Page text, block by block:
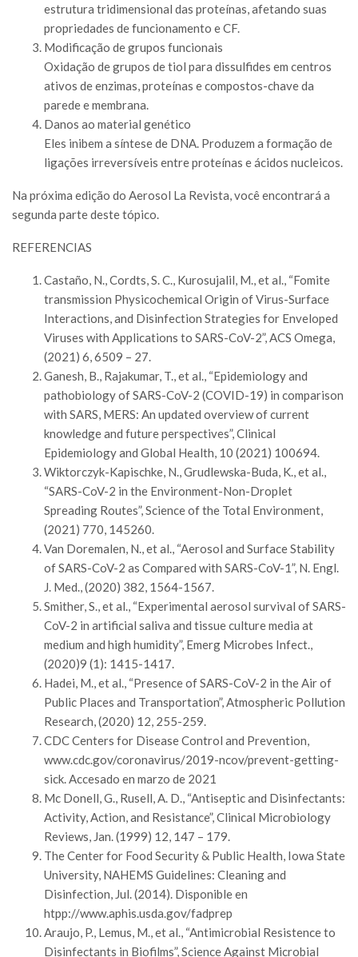
estrutura tridimensional das proteínas, afetando suas
propriedades de funcionamento e CF.
Modificação de grupos funcionais
Oxidação de grupos de tiol para dissulfides em centros
ativos de enzimas, proteínas e compostos-chave da
parede e membrana.
Danos ao material genético
Eles inibem a síntese de DNA. Produzem a formação de
ligações irreversíveis entre proteínas e ácidos nucleicos.
Na próxima edição do Aerosol La Revista, você encontrará a
segunda parte deste tópico.
REFERENCIAS
Castaño, N., Cordts, S. C., Kurosujalil, M., et al., “Fomite
transmission Physicochemical Origin of Virus-Surface
Interactions, and Disinfection Strategies for Enveloped
Viruses with Applications to SARS-CoV-2”, ACS Omega,
(2021) 6, 6509 – 27.
Ganesh, B., Rajakumar, T., et al., “Epidemiology and
pathobiology of SARS-CoV-2 (COVID-19) in comparison
with SARS, MERS: An updated overview of current
knowledge and future perspectives”, Clinical
Epidemiology and Global Health, 10 (2021) 100694.
Wiktorczyk-Kapischke, N., Grudlewska-Buda, K., et al.,
“SARS-CoV-2 in the Environment-Non-Droplet
Spreading Routes”, Science of the Total Environment,
(2021) 770, 145260.
Van Doremalen, N., et al., “Aerosol and Surface Stability
of SARS-CoV-2 as Compared with SARS-CoV-1”, N. Engl.
J. Med., (2020) 382, 1564-1567.
Smither, S., et al., “Experimental aerosol survival of SARS-
CoV-2 in artificial saliva and tissue culture media at
medium and high humidity”, Emerg Microbes Infect.,
(2020)9 (1): 1415-1417.
Hadei, M., et al., “Presence of SARS-CoV-2 in the Air of
Public Places and Transportation”, Atmospheric Pollution
Research, (2020) 12, 255-259.
CDC Centers for Disease Control and Prevention,
www.cdc.gov/coronavirus/2019-ncov/prevent-getting-
sick. Accesado en marzo de 2021
Mc Donell, G., Rusell, A. D., “Antiseptic and Disinfectants:
Activity, Action, and Resistance”, Clinical Microbiology
Reviews, Jan. (1999) 12, 147 – 179.
The Center for Food Security & Public Health, Iowa State
University, NAHEMS Guidelines: Cleaning and
Disinfection, Jul. (2014). Disponible en
htpp://www.aphis.usda.gov/fadprep
Araujo, P., Lemus, M., et al., “Antimicrobial Resistence to
Disinfectants in Biofilms”, Science Against Microbial